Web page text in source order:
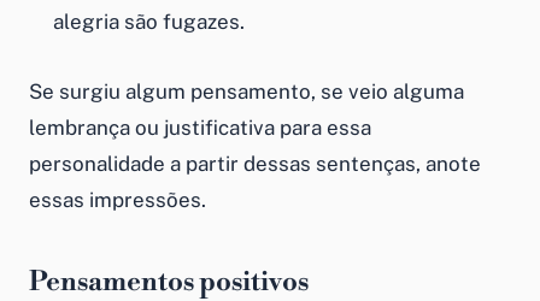
alegria são fugazes.
Se surgiu algum pensamento, se veio alguma
lembrança ou justificativa para essa
personalidade a partir dessas sentenças, anote
essas impressões.
Pensamentos positivos